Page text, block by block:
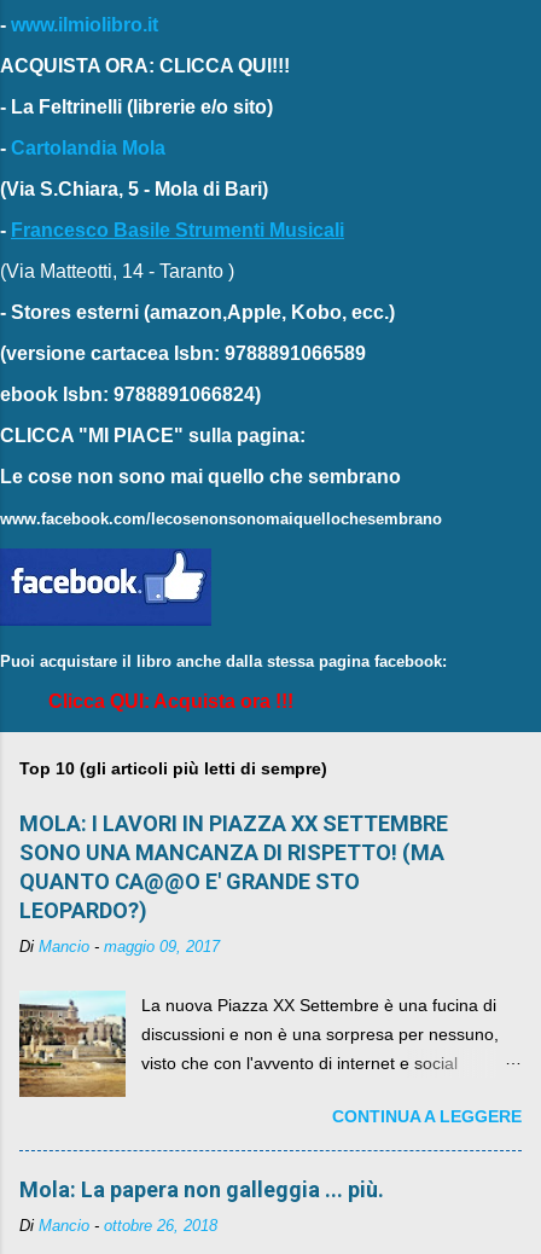
- www.ilmiolibro.it
ACQUISTA ORA: CLICCA QUI!!!
- La Feltrinelli (librerie e/o sito)
- Cartolandia Mola
(Via S.Chiara, 5 - Mola di Bari)
- Francesco Basile Strumenti Musicali
(Via Matteotti, 14 - Taranto )
- Stores esterni (amazon,Apple, Kobo, ecc.)
(versione cartacea Isbn: 9788891066589
ebook Isbn: 9788891066824)
CLICCA "MI PIACE" sulla pagina:
Le cose non sono mai quello che sembrano
www.facebook.com/lecosenonsonomaiquellochesembrano
Puoi acquistare il libro anche dalla stessa pagina facebook:
Clicca QUI: Acquista ora !!!
Top 10 (gli articoli più letti di sempre)
MOLA: I LAVORI IN PIAZZA XX SETTEMBRE
SONO UNA MANCANZA DI RISPETTO! (MA
QUANTO CA@@O E' GRANDE STO
LEOPARDO?)
Di Mancio - maggio 09, 2017
La nuova Piazza XX Settembre è una fucina di
discussioni e non è una sorpresa per nessuno,
visto che con l'avvento di internet e social
sua lasciandone anche traccia scritta nel web.
CONTINUA A LEGGERE
Mola: La papera non galleggia ... più.
Di Mancio - ottobre 26, 2018